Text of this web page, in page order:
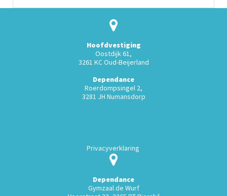
Hoofdvestiging
Oostdijk 61,
3261 KC Oud-Beijerland
Dependance
Roerdompsingel 2,
3281 JH Numansdorp
Privacyverklaring
Dependance
Gymzaal de Wurf